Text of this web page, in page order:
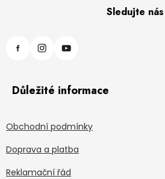
Sledujte nás
Důležité informace
Obchodní podmínky
Doprava a platba
Reklamační řád